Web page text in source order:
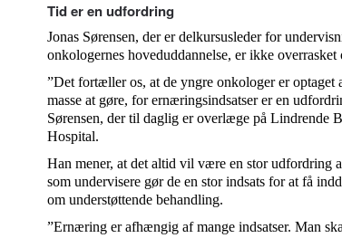
Tid er en udfordring
Jonas Sørensen, der er delkursusleder for
onkologernes hoveduddannelse, er ikke overrasket
”Det fortæller os, at de yngre onkologer er
masse at gøre, for ernæringsindsatser er en
Sørensen, der til daglig er overlæge på Lindrende
Hospital.
Han mener, at det altid vil være en stor
som undervisere gør de en stor indsats for at få
om understøttende behandling.
”Ernæring er afhængig af mange indsatser. Man